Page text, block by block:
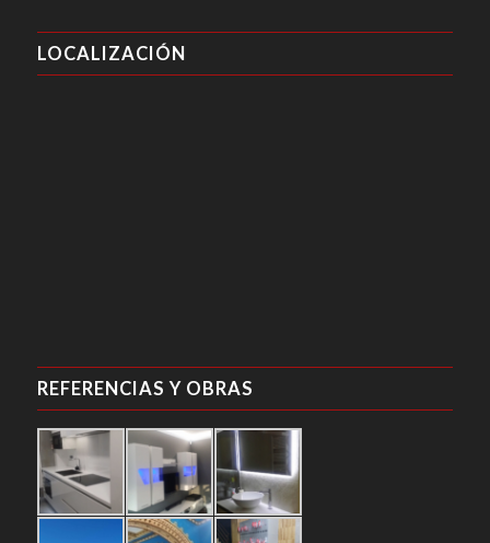
LOCALIZACIÓN
REFERENCIAS Y OBRAS